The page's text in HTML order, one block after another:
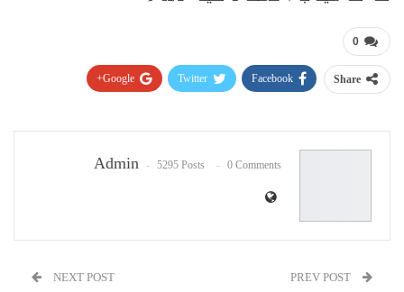
0
Share
Facebook
Twitter
Google+
Admin 5295 Posts 0 Comments
NEXT POST